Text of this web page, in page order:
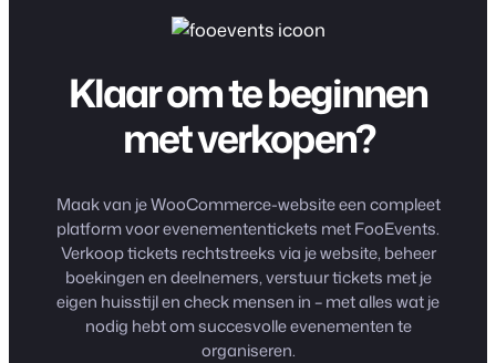
Klaar om te beginnen
met verkopen?
Maak van je WooCommerce-website een compleet
platform voor evenemententickets met FooEvents.
Verkoop tickets rechtstreeks via je website, beheer
boekingen en deelnemers, verstuur tickets met je
eigen huisstijl en check mensen in – met alles wat je
nodig hebt om succesvolle evenementen te
organiseren.